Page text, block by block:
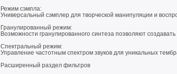
Режим сэмпла:
Универсальный сэмплер для творческой манипуляции и
Гранулированный режим:
Возможности гранулированного синтеза позволяют
Спектральный режим:
Управление частотным спектром звуков для уникальных
Расширенный раздел фильтров